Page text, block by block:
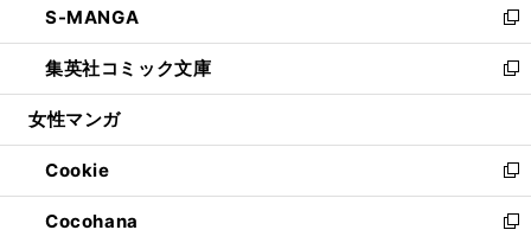
く
で
開
く
ド
ウ
で
開
ィ
ン
ド
ウ
開
く
い
ウ
ィ
ン
ウ
で
開
く
S-MANGA
新
し
い
ウ
ン
ド
ウ
で
集英社コミック文庫
新
し
ウ
ィ
ン
ド
女性マンガ
Cookie
新
し
い
Cocohana